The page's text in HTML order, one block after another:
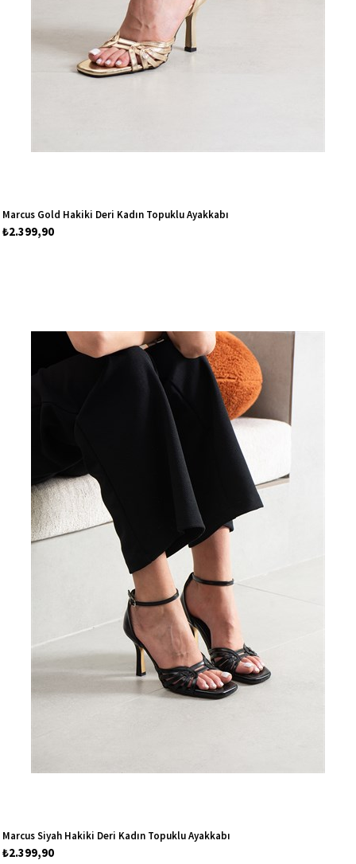
Marcus Gold Hakiki Deri Kadın Topuklu Ayakkabı
₺2.399,90
Marcus Siyah Hakiki Deri Kadın Topuklu Ayakkabı
₺2.399,90